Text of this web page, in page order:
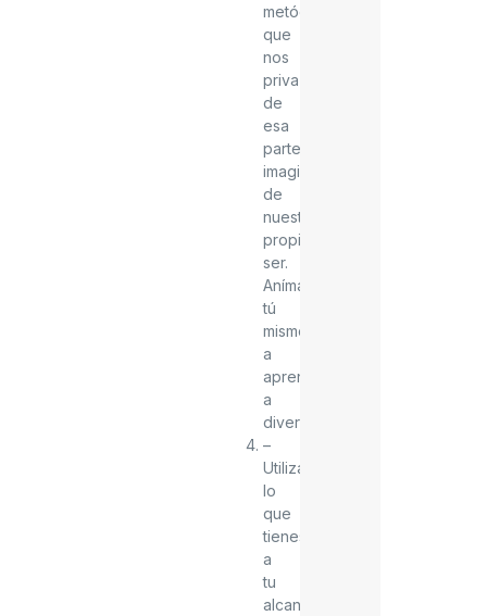
metódico
que
nos
priva
de
esa
parte
imaginativa
de
nuestro
propio
ser.
Anímate
tú
mismo(a)
a
aprender
a
divertirte.
–
Utiliza
lo
que
tienes
a
tu
alcance